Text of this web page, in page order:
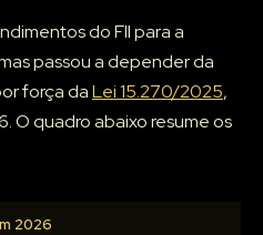
do FII para a
passou a depender da
força daLei 15.270/2025,
O quadro abaixo resume os
2026